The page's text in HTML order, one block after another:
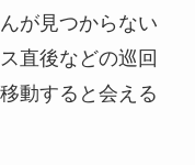
が見つからない
直後などの巡回
動すると会える